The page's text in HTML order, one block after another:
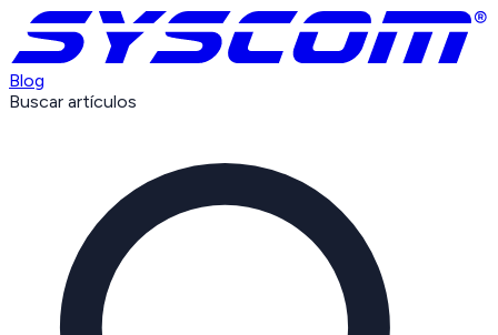
Blog
Buscar artículos